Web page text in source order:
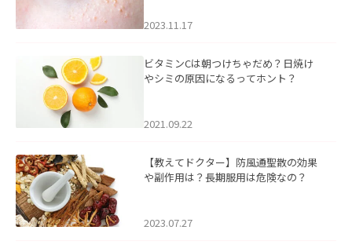
2023.11.17
ビタミンCは朝つけちゃだめ？日焼け
やシミの原因になるってホント？
2021.09.22
【教えてドクター】防風通聖散の効果
や副作用は？長期服用は危険なの？
2023.07.27